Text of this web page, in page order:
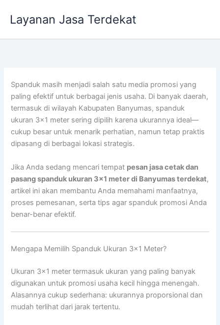
Layanan Jasa Terdekat
Spanduk masih menjadi salah satu media promosi yang
paling efektif untuk berbagai jenis usaha. Di banyak daerah,
termasuk di wilayah Kabupaten Banyumas, spanduk
ukuran 3×1 meter sering dipilih karena ukurannya ideal—
cukup besar untuk menarik perhatian, namun tetap praktis
dipasang di berbagai lokasi strategis.
Jika Anda sedang mencari tempat pesan jasa cetak dan
pasang spanduk ukuran 3×1 meter di Banyumas terdekat,
artikel ini akan membantu Anda memahami manfaatnya,
proses pemesanan, serta tips agar spanduk promosi Anda
benar-benar efektif.
Mengapa Memilih Spanduk Ukuran 3×1 Meter?
Ukuran 3×1 meter termasuk ukuran yang paling banyak
digunakan untuk promosi usaha kecil hingga menengah.
Alasannya cukup sederhana: ukurannya proporsional dan
mudah terlihat dari jarak tertentu.